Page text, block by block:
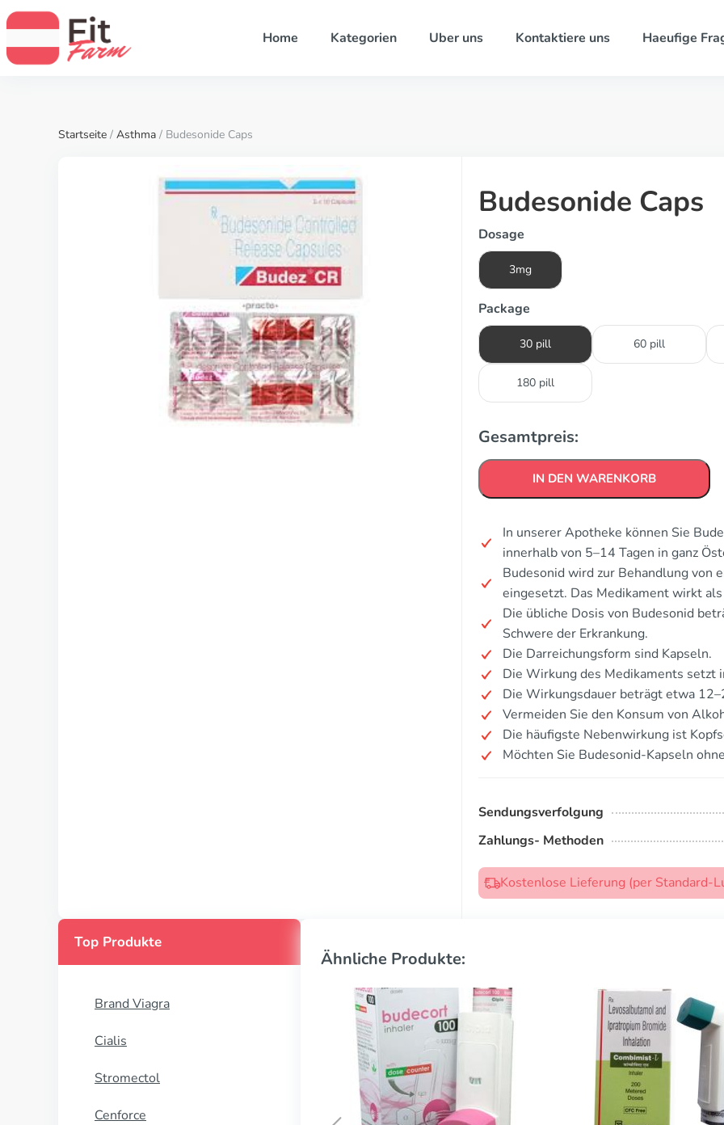
Home Kategorien Uber uns Kontaktiere uns Haeufige
Startseite / Asthma / Budesonide Caps
Budesonide Caps
Dosage
3mg
Package
30 pill 60 pill
180 pill
Gesamtpreis:
IN DEN WARENKORB
In unserer Apotheke können Sie
innerhalb von 5–14 Tagen in ganz
Budesonid wird zur Behandlung von
eingesetzt. Das Medikament wirkt
Die übliche Dosis von Budesonid
Schwere der Erkrankung.
Die Darreichungsform sind Kapseln.
Die Wirkung des Medikaments setzt
Die Wirkungsdauer beträgt etwa
Vermeiden Sie den Konsum von
Die häufigste Nebenwirkung ist
Möchten Sie Budesonid-Kapseln
Sendungsverfolgung
Zahlungs- Methoden
Kostenlose Lieferung (per
Top Produkte
Brand Viagra
Cialis
Stromectol
Cenforce
Ähnliche Produkte: